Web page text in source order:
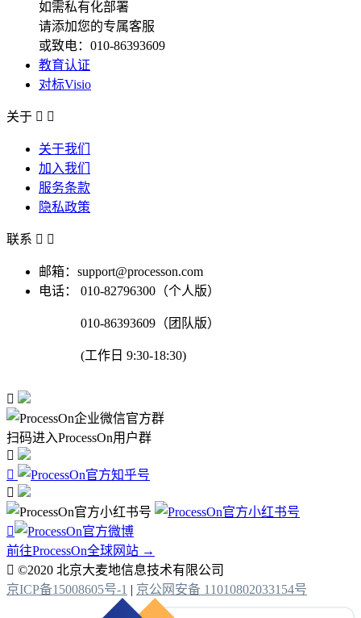
如需私有化部署
请添加您的专属客服
或致电：010-86393609
教育认证
对标Visio
关于  
关于我们
加入我们
服务条款
隐私政策
联系  
邮箱：support@processon.com
电话：
010-82796300（个人版）
010-86393609（团队版）
(工作日 9:30-18:30)

扫码进入ProcessOn用户群




前往ProcessOn全球网站 →
 ©2020 北京大麦地信息技术有限公司
京ICP备15008605号-1 | 京公网安备 11010802033154号